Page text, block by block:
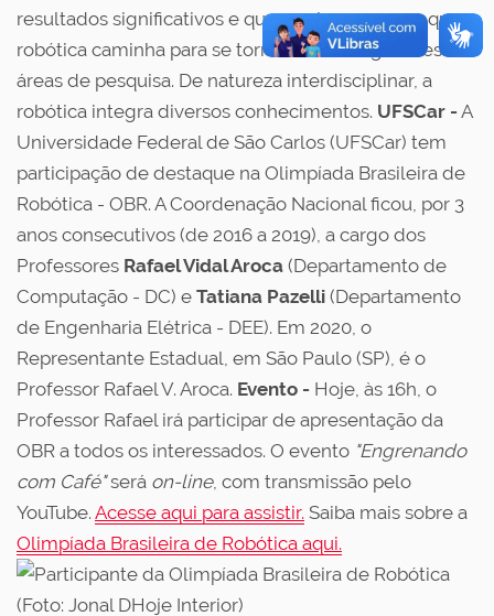
resultados significativos e que nos levam a crer que a
robótica caminha para se tornar uma das grandes
áreas de pesquisa. De natureza interdisciplinar, a
robótica integra diversos conhecimentos. UFSCar -A
Universidade Federal de São Carlos (UFSCar) tem
participação de destaque na Olimpíada Brasileira de
Robótica - OBR. A Coordenação Nacional ficou, por 3
anos consecutivos (de 2016 a 2019), a cargo dos
Professores Rafael Vidal Aroca (Departamento de
Computação - DC) e Tatiana Pazelli (Departamento
de Engenharia Elétrica - DEE). Em 2020, o
Representante Estadual, em São Paulo (SP), é o
Professor Rafael V. Aroca. Evento - Hoje, às 16h, o
Professor Rafael irá participar de apresentação da
OBR a todos os interessados. O evento "Engrenando
com Café"será on-line, com transmissão pelo
YouTube. Acesse aqui para assistir. Saiba mais sobre a
Olimpíada Brasileira de Robótica aqui.